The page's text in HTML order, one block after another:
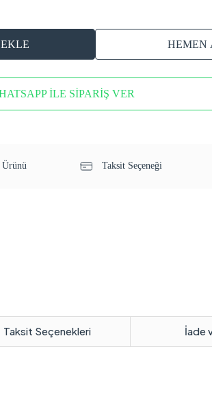
EKLE HEMEN
İLE SİPARİŞ VER
Ürünü Taksit Seçeneği
Taksit Seçenekleri İade